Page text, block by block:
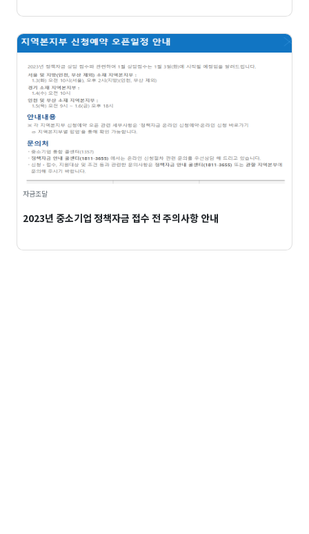
자금조달
2023년 중소기업 정책자금 접수 전 주의사항 안내